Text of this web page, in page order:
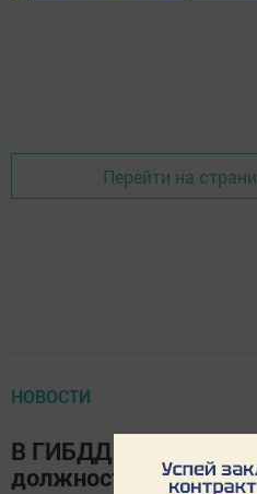
Перейти на
НОВОСТИ
В ГИБДД сократили
должностей